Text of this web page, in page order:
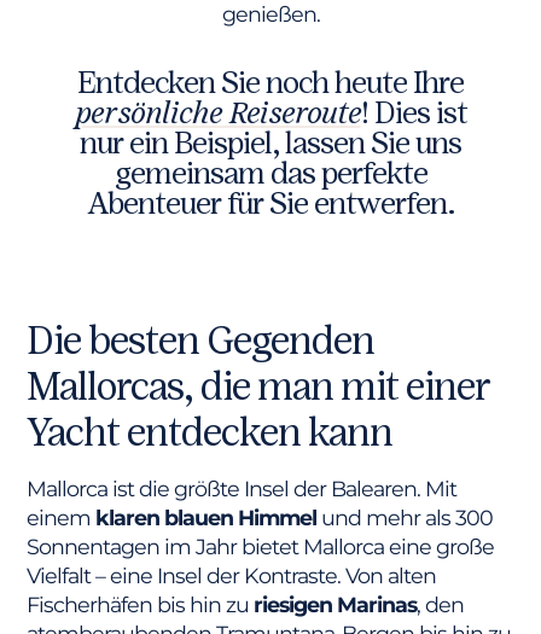
genießen.
Entdecken Sie noch heute Ihre
persönliche Reiseroute! Dies ist
nur ein Beispiel, lassen Sie uns
gemeinsam das perfekte
Abenteuer für Sie entwerfen.
Die besten Gegenden
Mallorcas, die man mit einer
Yacht entdecken kann
Mallorca ist die größte Insel der Balearen. Mit
einem klaren blauen Himmel und mehr als 300
Sonnentagen im Jahr bietet Mallorca eine große
Vielfalt – eine Insel der Kontraste. Von alten
Fischerhäfen bis hin zu riesigen Marinas, den